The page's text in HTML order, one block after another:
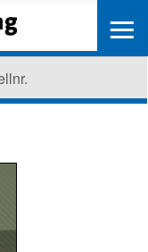
≡